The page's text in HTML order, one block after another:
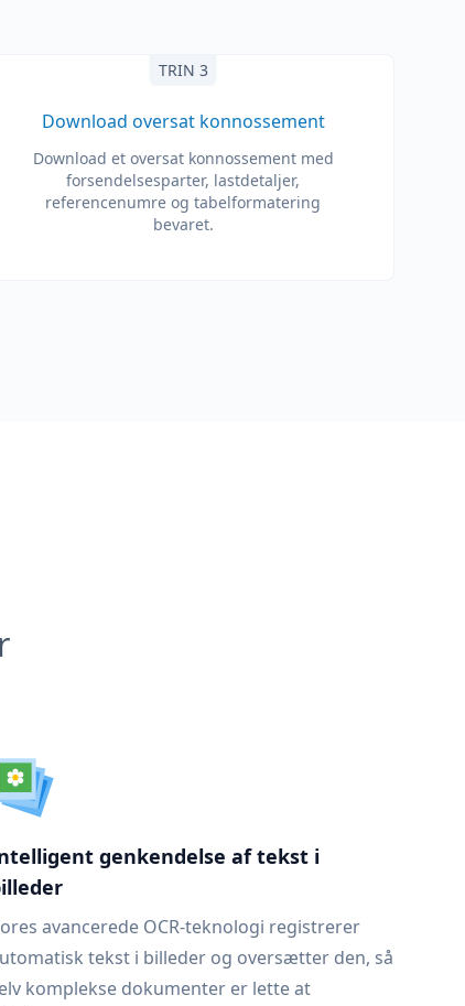
TRIN 3
Download oversat konnossement
Download et oversat konnossement med
forsendelsesparter, lastdetaljer,
referencenumre og tabelformatering
bevaret.
genkendelse af tekst i
avancerede OCR-teknologi registrerer
tekst i billeder og oversætter den, så
komplekse dokumenter er lette at